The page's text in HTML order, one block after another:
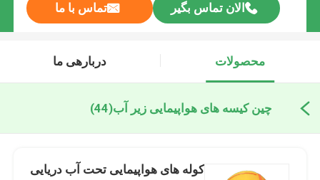
الان تماس بگیر تماس با ما
محصولات دربارهی ما
چین کیسه های هواپیمایی زیر آب(44)
کوله های هواپیمایی تحت آب دریایی